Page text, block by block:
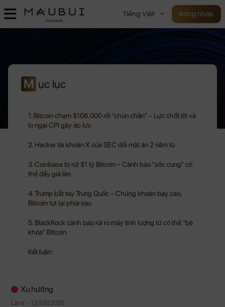
Tiếng Việt Đăng nhập
M ục lục
1. Bitcoin chạm $106,000 rồi “chùn chân” – Lực chốt lời và
lo ngại CPI gây áp lực
2. Hacker tài khoản X của SEC đối mặt án 2 năm tù
3. Coinbase bị rút $1 tỷ Bitcoin – Cảnh báo “sốc cung” có
thể đẩy giá lên
4. Trump bắt tay Trung Quốc – Chứng khoán bay cao,
Bitcoin tụt lại phía sau
5. BlackRock cảnh báo rủi ro máy tính lượng tử có thể “bẻ
khóa” Bitcoin
Kết luận:
Xu hướng
Lami - 13/05/2025